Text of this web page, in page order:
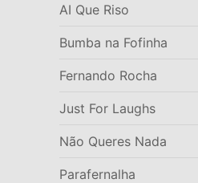
AI Que Riso
Bumba na Fofinha
Fernando Rocha
Just For Laughs
Não Queres Nada
Parafernalha